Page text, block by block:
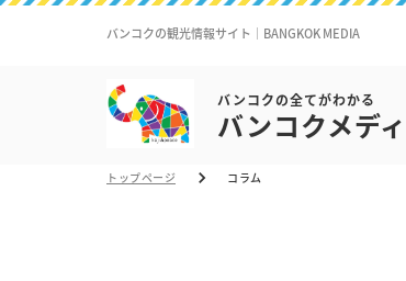
バンコクの観光情報サイト｜BANGKOK MEDIA
バンコクの全てがわかる
バンコクメデ
トップページ コラム